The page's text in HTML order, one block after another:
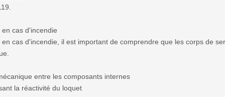
cas d'incendie
cas d'incendie, il est important de comprendre que les corps de
entre les composants internes
la réactivité du loquet